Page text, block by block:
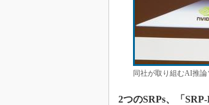
同社が取り組むAI推
2つのSRPs、「SRP-